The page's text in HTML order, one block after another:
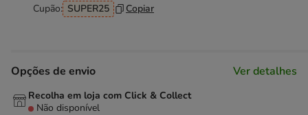
Cupão: SUPER25 Copiar
Opções de envio Ver detalhes
Recolha em loja com Click & Collect
Não disponível